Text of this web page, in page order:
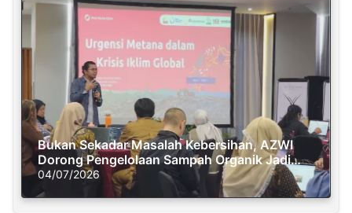
Bukan Sekadar Masalah Kebersihan, AZWI
Dorong Pengelolaan Sampah Organik Jadi
Solusi Krisis Iklim
04/07/2026